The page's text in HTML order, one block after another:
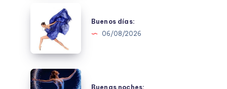
días:
Buenos días:
06/08/2026
Buenas
noches:
Buenas noches: